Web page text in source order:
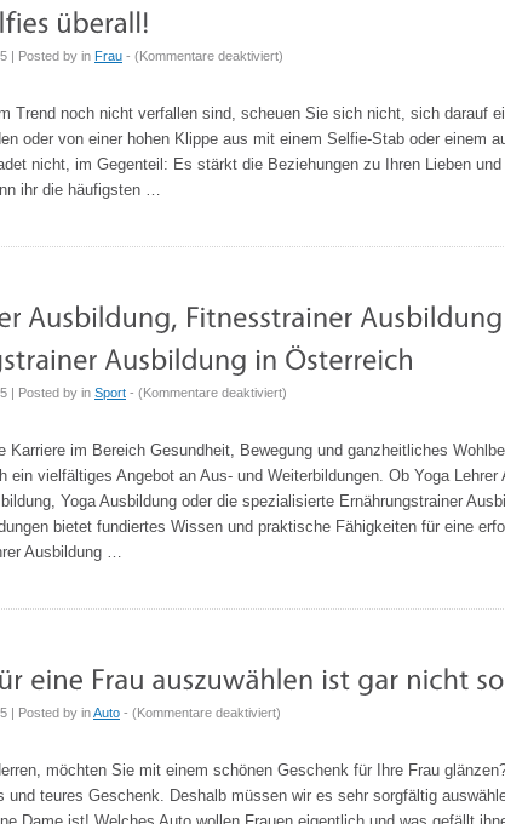
| Posted by in Frau - (Kommentare deaktiviertfür
Selfies
überall!
)
Trend noch nicht verfallen sind, scheuen Sie sich nicht, sich darauf
oder von einer hohen Klippe aus mit einem Selfie-Stab oder einem
nicht, im Gegenteil: Es stärkt die Beziehungen zu Ihren Lieben
ihr die häufigsten …
| Posted by in Sport - (Kommentare deaktiviertfür
Ausbildung,
Fitnesstrainer
Ausbildung
)
Karriere im Bereich Gesundheit, Bewegung und ganzheitliches
ein vielfältiges Angebot an Aus- und Weiterbildungen. Ob Yoga Lehrer
Yoga Ausbildung oder die spezialisierte Ernährungstrainer
bietet fundiertes Wissen und praktische Fähigkeiten für eine
Ausbildung …
| Posted by inAuto - (Kommentare deaktiviertfür
Auto
)
möchten Sie mit einem schönen Geschenk für Ihre Frau
und teures Geschenk. Deshalb müssen wir es sehr sorgfältig